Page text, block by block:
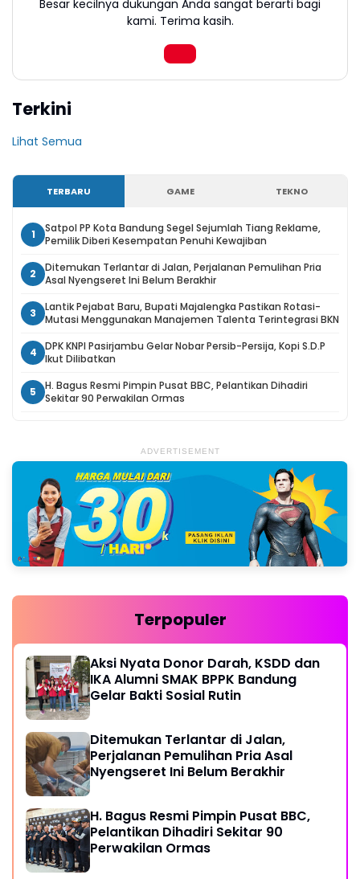
Besar kecilnya dukungan Anda sangat berarti bagi
kami. Terima kasih.
Terkini
Lihat Semua
TERBARU GAME TEKNO
1
Satpol PP Kota Bandung Segel Sejumlah Tiang Reklame,
Pemilik Diberi Kesempatan Penuhi Kewajiban
2
Ditemukan Terlantar di Jalan, Perjalanan Pemulihan Pria
Asal Nyengseret Ini Belum Berakhir
3
Lantik Pejabat Baru, Bupati Majalengka Pastikan Rotasi-
Mutasi Menggunakan Manajemen Talenta Terintegrasi BKN
4
DPK KNPI Pasirjambu Gelar Nobar Persib-Persija, Kopi S.D.P
Ikut Dilibatkan
5
H. Bagus Resmi Pimpin Pusat BBC, Pelantikan Dihadiri
Sekitar 90 Perwakilan Ormas
ADVERTISEMENT
Terpopuler
Aksi Nyata Donor Darah, KSDD dan
IKA Alumni SMAK BPPK Bandung
Gelar Bakti Sosial Rutin
Ditemukan Terlantar di Jalan,
Perjalanan Pemulihan Pria Asal
Nyengseret Ini Belum Berakhir
H. Bagus Resmi Pimpin Pusat BBC,
Pelantikan Dihadiri Sekitar 90
Perwakilan Ormas